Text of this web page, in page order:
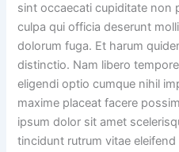
sint occaecati cupiditate non
culpa qui officia deserunt
dolorum fuga. Et harum
distinctio. Nam libero
eligendi optio cumque nihil
maxime placeat facere
ipsum dolor sit amet
tincidunt rutrum vitae